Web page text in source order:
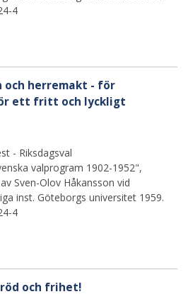
4
och herremakt - för
ett fritt och lyckligt
- Riksdagsval
valprogram 1902-1952",
Sven-Olov Håkansson vid
inst. Göteborgs universitet 1959.
4
och frihet!